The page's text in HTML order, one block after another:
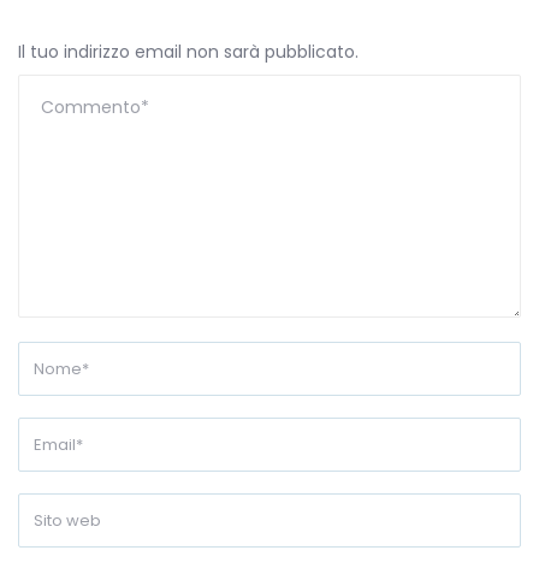
Il tuo indirizzo email non sarà pubblicato.